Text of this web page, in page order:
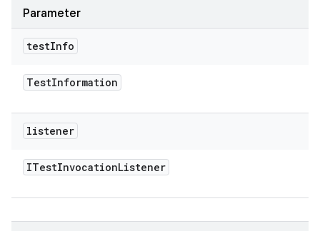
Parameter
testInfo
TestInformation
listener
ITestInvocationListener